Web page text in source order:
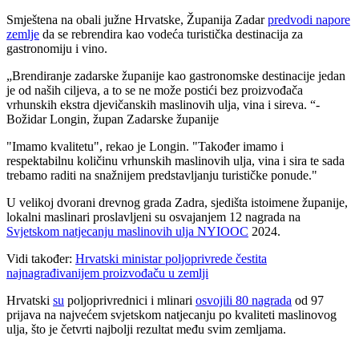
Smještena na obali južne Hrvatske, Županija Zadarpredvodi napore
zemlje da se rebrendira kao vodeća turistička destinacija za
gastronomiju i vino.
Brendiranje zadarske županije kao gastronomske destinacije jedan
je od naših ciljeva, a to se ne može postići bez proizvođača
vrhunskih ekstra djevičanskih maslinovih ulja, vina i sireva.
-
Božidar Longin, župan Zadarske županije
"Imamo kvalitetu", rekao je Longin. "Također imamo i
respektabilnu količinu vrhunskih maslinovih ulja, vina i sira te sada
trebamo raditi na snažnijem predstavljanju turističke ponude."
U velikoj dvorani drevnog grada Zadra, sjedišta istoimene županije,
lokalni maslinari proslavljeni su osvajanjem 12 nagrada na
Svjetskom natjecanju maslinovih ulja NYIOOC 2024.
Vidi također: Hrvatski ministar poljoprivrede čestita
najnagrađivanijem proizvođaču u zemlji
Hrvatski su poljoprivrednici i mlinari osvojili 80 nagrada od 97
prijava na najvećem svjetskom natjecanju po kvaliteti maslinovog
ulja, što je četvrti najbolji rezultat među svim zemljama.